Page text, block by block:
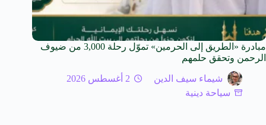
مبادرة «الطريق إلى الحرمين» تموّل رحلة 3,000 من ضيوف
الرحمن وتحقق حلمهم
شيماء سيف الدين
2 أغسطس 2026
سياحة دينية